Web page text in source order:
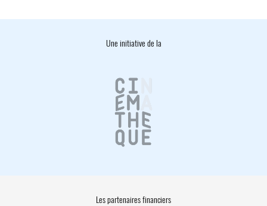
Une initiative de la
Les partenaires financiers